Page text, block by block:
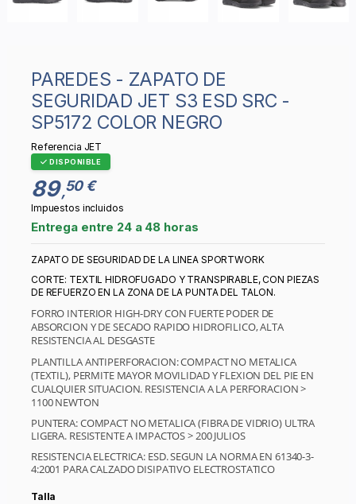
PAREDES - ZAPATO DE
SEGURIDAD JET S3 ESD SRC -
SP5172 COLOR NEGRO
Referencia JET
DISPONIBLE
89,50 €
Impuestos incluidos
Entrega entre 24 a 48 horas
ZAPATO DE SEGURIDAD DE LA LINEA SPORTWORK
CORTE: TEXTIL HIDROFUGADO Y TRANSPIRABLE, CON PIEZAS
DE REFUERZO EN LA ZONA DE LA PUNTA DEL TALON.
FORRO INTERIOR HIGH-DRY CON FUERTE PODER DE
ABSORCION Y DE SECADO RAPIDO HIDROFILICO, ALTA
RESISTENCIA AL DESGASTE
PLANTILLA ANTIPERFORACION: COMPACT NO METALICA
(TEXTIL), PERMITE MAYOR MOVILIDAD Y FLEXION DEL PIE EN
CUALQUIER SITUACION. RESISTENCIA A LA PERFORACION >
1100 NEWTON
PUNTERA: COMPACT NO METALICA (FIBRA DE VIDRIO) ULTRA
LIGERA. RESISTENTE A IMPACTOS > 200 JULIOS
RESISTENCIA ELECTRICA: ESD. SEGUN LA NORMA EN 61340-3-
4:2001 PARA CALZADO DISIPATIVO ELECTROSTATICO
Talla